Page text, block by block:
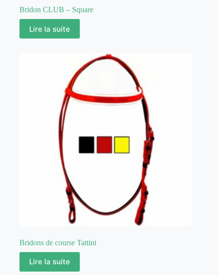
Bridon CLUB – Square
Lire la suite
Bridons de course Tattini
Lire la suite